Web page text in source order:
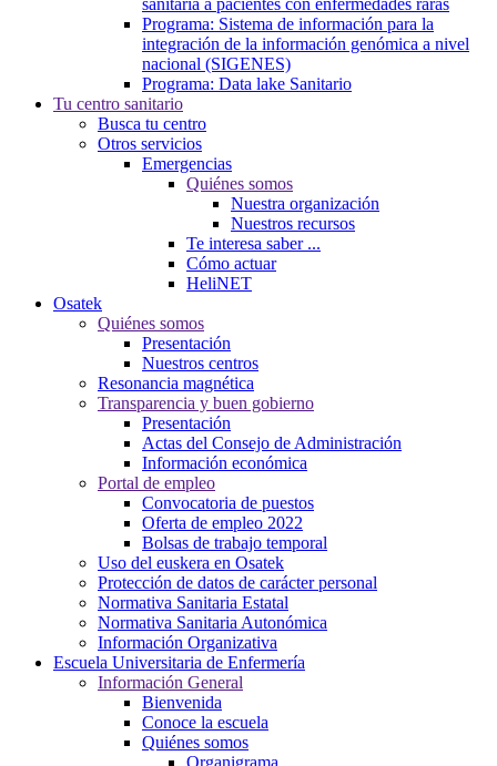
sanitaria a pacientes con enfermedades raras
Programa: Sistema de información para la
integración de la información genómica a nivel
nacional (SIGENES)
Programa: Data lake Sanitario
Tu centro sanitario
Busca tu centro
Otros servicios
Emergencias
Quiénes somos
Nuestra organización
Nuestros recursos
Te interesa saber ...
Cómo actuar
HeliNET
Osatek
Quiénes somos
Presentación
Nuestros centros
Resonancia magnética
Transparencia y buen gobierno
Presentación
Actas del Consejo de Administración
Información económica
Portal de empleo
Convocatoria de puestos
Oferta de empleo 2022
Bolsas de trabajo temporal
Uso del euskera en Osatek
Protección de datos de carácter personal
Normativa Sanitaria Estatal
Normativa Sanitaria Autonómica
Información Organizativa
Escuela Universitaria de Enfermería
Información General
Bienvenida
Conoce la escuela
Quiénes somos